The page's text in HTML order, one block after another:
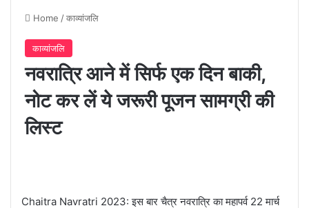
Home /काव्यांजलि
काव्यांजलि
नवरात्रि आने में सिर्फ एक दिन बाकी,
नोट कर लें ये जरूरी पूजन सामग्री की
लिस्ट
Chaitra Navratri 2023: इस बार चैत्र नवरात्रि का महापर्व 22 मार्च